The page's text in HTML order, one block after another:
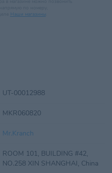
Наши магазины.
UT-00012988
MKR060820
Mr.Kranch
ROOM 101, BUILDING #42,
NO.258 XIN SHANGHAI, China